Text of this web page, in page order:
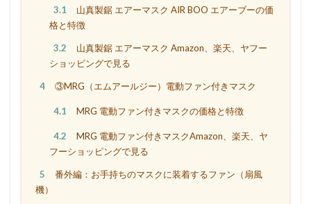
3.1
山真製鋸 エアーマスク AIR BOO エアーブーの価
格と特徴
3.2
山真製鋸 エアーマスク Amazon、楽天、ヤフー
ショッピングで見る
4 ③MRG（エムアールジー）電動ファン付きマスク
4.1 MRG 電動ファン付きマスクの価格と特徴
4.2
MRG 電動ファン付きマスクAmazon、楽天、ヤ
フーショッピングで見る
5
番外編：お手持ちのマスクに装着するファン（扇風
機）